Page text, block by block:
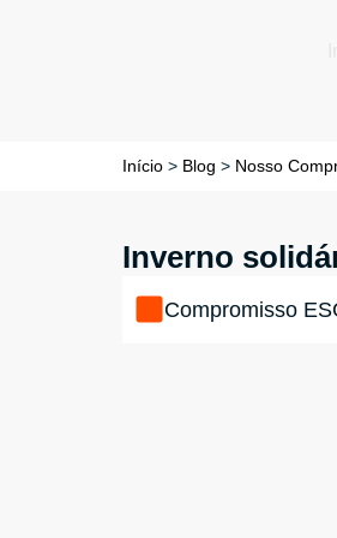
Início > Blog > Nosso
Inverno
Compromisso